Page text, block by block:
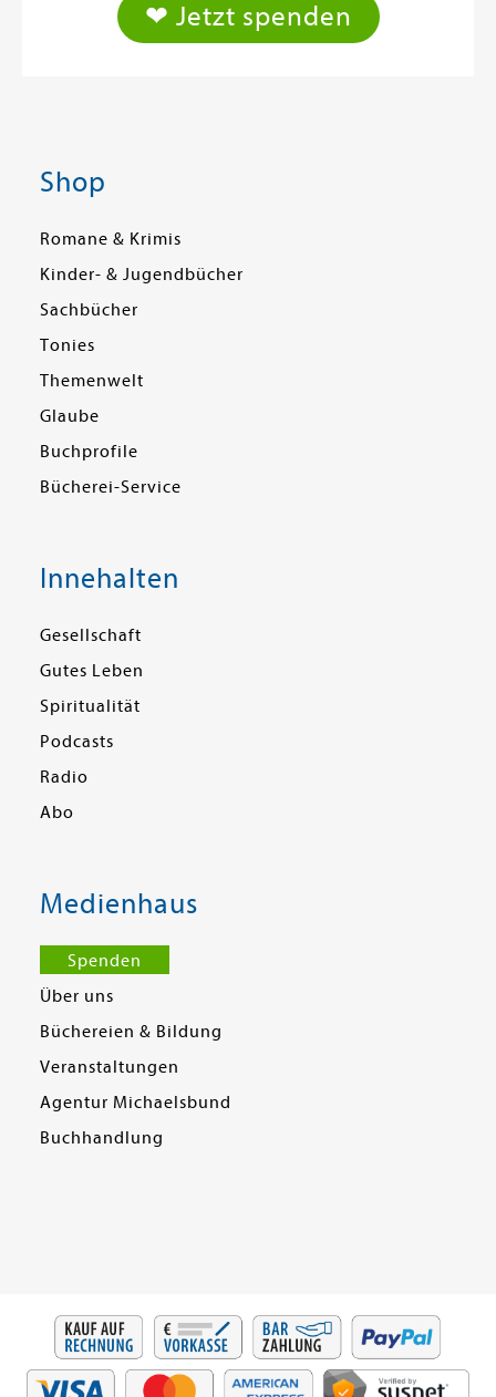
❤ Jetzt spenden
Shop
Romane & Krimis
Kinder- & Jugendbücher
Sachbücher
Tonies
Themenwelt
Glaube
Buchprofile
Bücherei-Service
Innehalten
Gesellschaft
Gutes Leben
Spiritualität
Podcasts
Radio
Abo
Medienhaus
Spenden
Über uns
Büchereien & Bildung
Veranstaltungen
Agentur Michaelsbund
Buchhandlung